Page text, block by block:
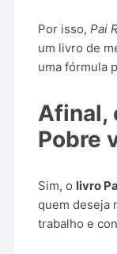
Por isso,Pai
um livro de
uma fórmula
Afinal,
Pobre
Sim, o livro
quem deseja
trabalho e